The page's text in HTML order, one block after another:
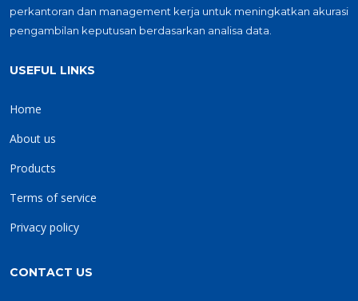
perkantoran dan management kerja untuk meningkatkan akurasi
pengambilan keputusan berdasarkan analisa data.
USEFUL LINKS
Home
About us
Products
Terms of service
Privacy policy
CONTACT US